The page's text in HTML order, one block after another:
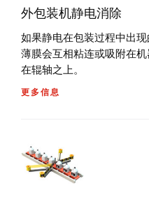
外包装机静电消除
如果静电在包装过程中出现
薄膜会互相粘连或吸附在
在辊轴之上。
更多信息